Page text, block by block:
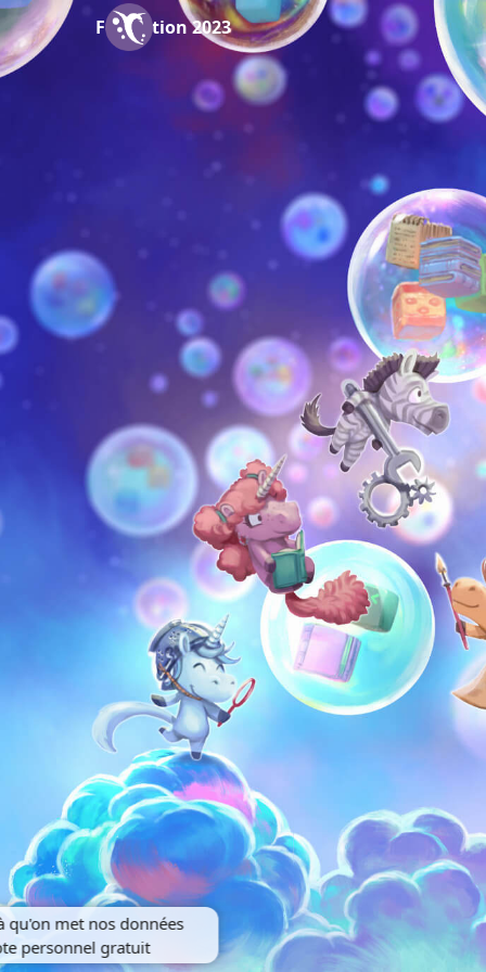
Formation 2023
qu'on met nos données
personnel gratuit